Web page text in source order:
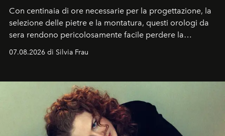
Con centinaia di ore necessarie per la progettazione, la
selezione delle pietre e la montatura, questi orologi da
sera rendono pericolosamente facile perdere la
cognizione del tempo. Ma con quadranti così
07.08.2026 di Silvia Frau